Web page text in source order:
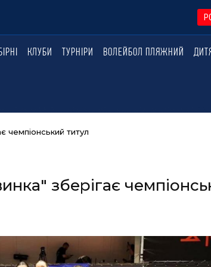
КЛУБИ ТУРНІРИ ВОЛЕЙБОЛ ПЛЯЖНИЙ
чемпіонський титул
зберігає